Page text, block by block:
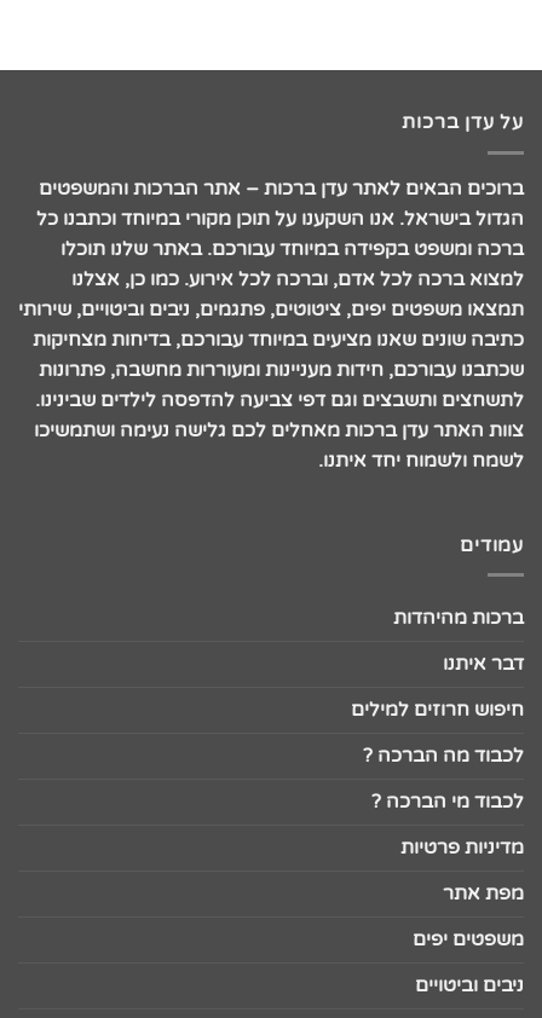
על עדן ברכות
ברוכים הבאים לאתר עדן ברכות – אתר הברכות והמשפטים
הגדול בישראל. אנו השקענו על תוכן מקורי במיוחד וכתבנו כל
ברכה ומשפט בקפידה במיוחד עבורכם. באתר שלנו תוכלו
למצוא ברכה לכל אדם, וברכה לכל אירוע. כמו כן, אצלנו
תמצאו משפטים יפים, ציטוטים, פתגמים, ניבים וביטויים, שירותי
כתיבה שונים שאנו מציעים במיוחד עבורכם, בדיחות מצחיקות
שכתבנו עבורכם, חידות מעניינות ומעוררות מחשבה, פתרונות
לתשחצים ותשבצים וגם דפי צביעה להדפסה לילדים שבינינו.
צוות האתר עדן ברכות מאחלים לכם גלישה נעימה ושתמשיכו
לשמח ולשמוח יחד איתנו.
עמודים
ברכות מהיהדות
דבר איתנו
חיפוש חרוזים למילים
לכבוד מה הברכה ?
לכבוד מי הברכה ?
מדיניות פרטיות
מפת אתר
משפטים יפים
ניבים וביטויים